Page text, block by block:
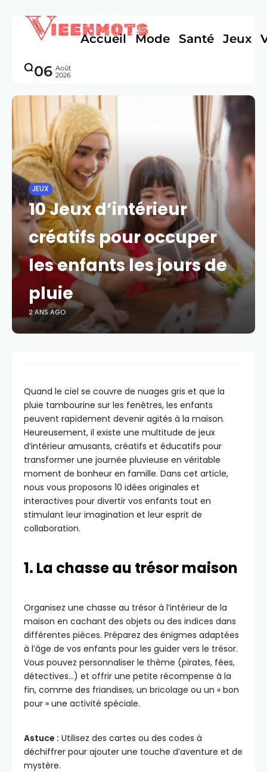
Accueil Mode Santé Jeux
06 Août
2026
JEUX
10 Jeux d’intérieur
créatifs pour occuper
les enfants les jours de
pluie
2 ANS AGO
Quand le ciel se couvre de nuages gris et que la
pluie tambourine sur les fenêtres, les enfants
peuvent rapidement devenir agités à la maison.
Heureusement, il existe une multitude de jeux
d’intérieur amusants, créatifs et éducatifs pour
transformer une journée pluvieuse en véritable
moment de bonheur en famille. Dans cet article,
nous vous proposons 10 idées originales et
interactives pour divertir vos enfants tout en
stimulant leur imagination et leur esprit de
collaboration.
1. La chasse au trésor maison
Organisez une chasse au trésor à l’intérieur de la
maison en cachant des objets ou des indices dans
différentes pièces. Préparez des énigmes adaptées
à l’âge de vos enfants pour les guider vers le trésor.
Vous pouvez personnaliser le thème (pirates, fées,
détectives…) et offrir une petite récompense à la
fin, comme des friandises, un bricolage ou un « bon
pour » une activité spéciale.
Astuce : Utilisez des cartes ou des codes à
déchiffrer pour ajouter une touche d’aventure et de
mystère.